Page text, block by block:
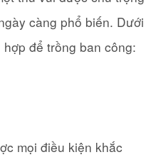
càng phổ biến. Dưới
để trồng ban công:
mọi điều kiện khắc